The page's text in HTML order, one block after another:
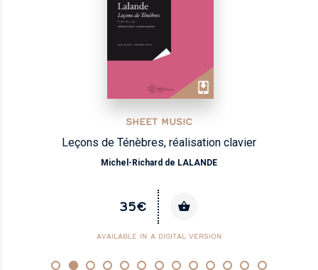
SHEET MUSIC
Leçons de Ténèbres, réalisation clavier
Michel-Richard de LALANDE
35€
AVAILABLE IN A DIGITAL VERSION